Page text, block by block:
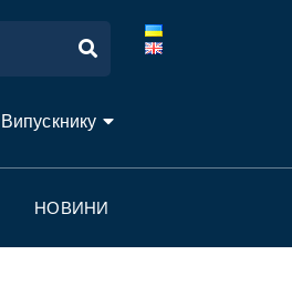
Випускнику
НОВИНИ